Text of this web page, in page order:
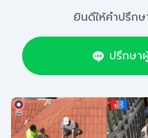
ยินดีให้คำปรึก
ปรึกษา